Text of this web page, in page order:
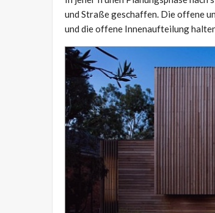
und Straße geschaffen. Die offene
und die offene Innenaufteilung